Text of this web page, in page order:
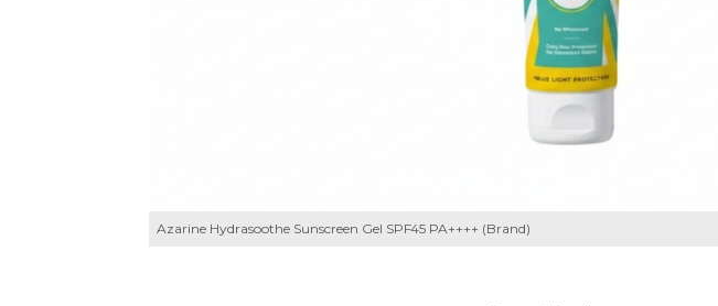
Azarine Hydrasoothe Sunscreen Gel SPF45 PA++++ (Brand)